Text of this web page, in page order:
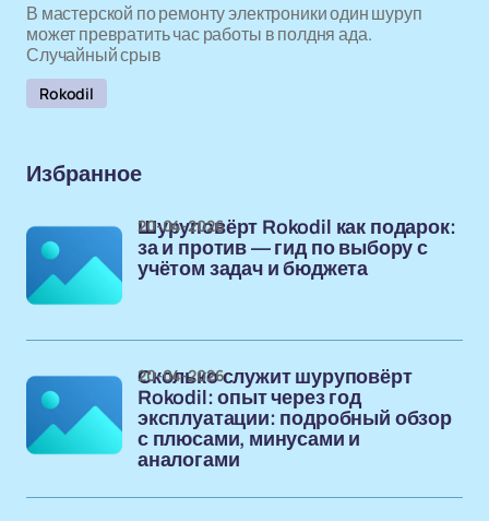
В мастерской по ремонту электроники один шуруп
может превратить час работы в полдня ада.
Случайный срыв
Rokodil
Избранное
Шуруповёрт Rokodil как подарок:
за и против — гид по выбору с
учётом задач и бюджета
20-04-2026
Сколько служит шуруповёрт
Rokodil: опыт через год
эксплуатации: подробный обзор
с плюсами, минусами и
аналогами
20-04-2026